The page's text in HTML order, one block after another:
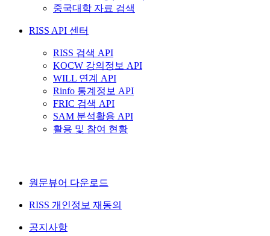
중국대학 자료 검색
RISS API 센터
RISS 검색 API
KOCW 강의정보 API
WILL 연계 API
Rinfo 통계정보 API
FRIC 검색 API
SAM 분석활용 API
활용 및 참여 현황
원문뷰어 다운로드
RISS 개인정보 재동의
공지사항